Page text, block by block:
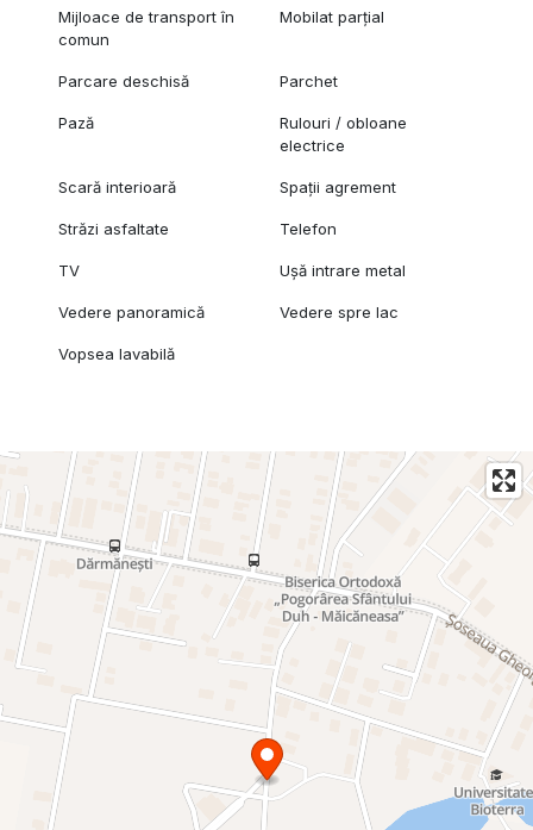
Mijloace de transport în
comun
Mobilat parțial
Parcare deschisă Parchet
Pază
Rulouri / obloane
electrice
Scară interioară Spații agrement
Străzi asfaltate Telefon
TV Ușă intrare metal
Vedere panoramică Vedere spre lac
Vopsea lavabilă